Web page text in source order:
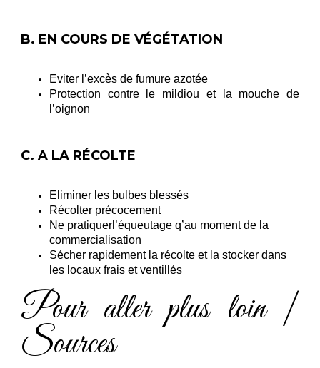
B. EN COURS DE VÉGÉTATION
Eviter l’excès de fumure azotée
Protection
contre
le mildiou et la mouche de
l’oignon
C. A LA RÉCOLTE
Eliminer les bulbes blessés
Récolter précocement
Ne pratiquerl’équeutage q’au moment de la
commercialisation
Sécher rapidement la récolte et la stocker dans
les locaux frais et ventillés
Pour aller plus loin |
Sources